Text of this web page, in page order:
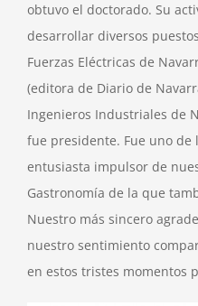
obtuvo el doctorado. Su
desarrollar diversos
Fuerzas Eléctricas de
(editora de Diario de
Ingenieros Industriales de
fue presidente. Fue uno de
entusiasta impulsor de
Gastronomía de la que
Nuestro más sincero
nuestro sentimiento
en estos tristes momentos